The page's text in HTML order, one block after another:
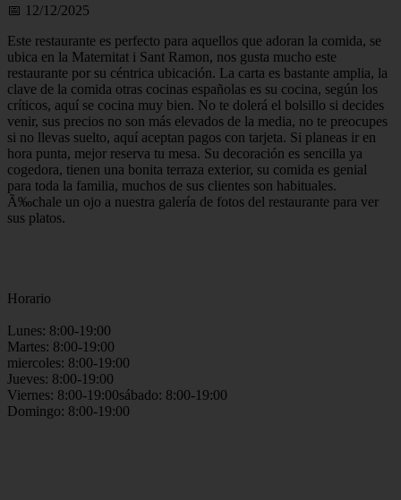
📅 12/12/2025
Este restaurante es perfecto para aquellos que adoran la comida, se
ubica en la Maternitat i Sant Ramon, nos gusta mucho este
restaurante por su céntrica ubicación. La carta es bastante amplia, la
clave de la comida otras cocinas españolas es su cocina, según los
críticos, aquí se cocina muy bien. No te dolerá el bolsillo si decides
venir, sus precios no son más elevados de la media, no te preocupes
si no llevas suelto, aquí aceptan pagos con tarjeta. Si planeas ir en
hora punta, mejor reserva tu mesa. Su decoración es sencilla ya
cogedora, tienen una bonita terraza exterior, su comida es genial
para toda la familia, muchos de sus clientes son habituales.
Ã‰chale un ojo a nuestra galería de fotos del restaurante para ver
sus platos.
Horario
Lunes: 8:00-19:00
Martes: 8:00-19:00
miercoles: 8:00-19:00
Jueves: 8:00-19:00
Viernes: 8:00-19:00sábado: 8:00-19:00
Domingo: 8:00-19:00